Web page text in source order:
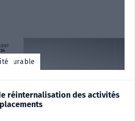
durable
réinternalisation des activités